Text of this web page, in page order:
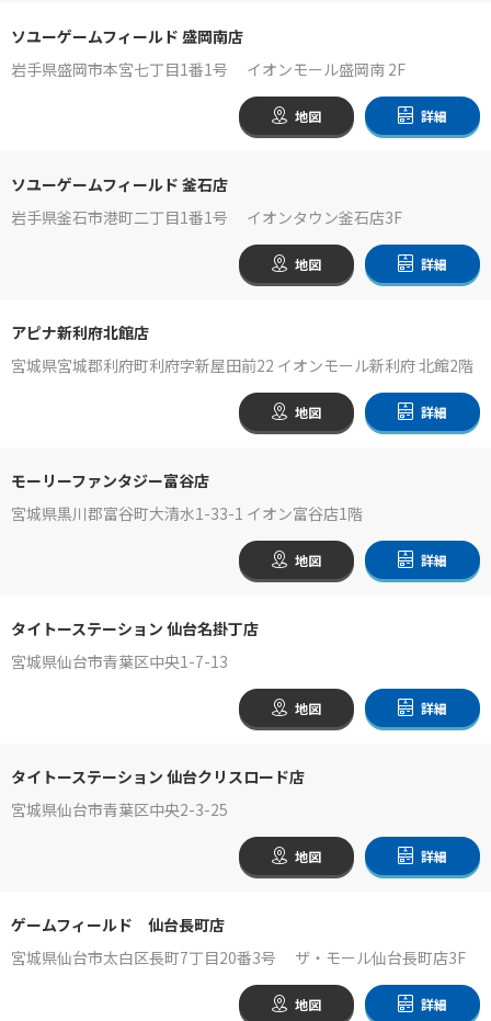
ソユーゲームフィールド 盛岡南店
岩手県盛岡市本宮七丁目1番1号 イオンモール盛岡南 2F
地図 詳細
ソユーゲームフィールド 釜石店
岩手県釜石市港町二丁目1番1号 イオンタウン釜石店3F
地図 詳細
アピナ新利府北館店
宮城県宮城郡利府町利府字新屋田前22 イオンモール新利府 北館2階
地図 詳細
モーリーファンタジー富谷店
宮城県黒川郡富谷町大清水1-33-1 イオン富谷店1階
地図 詳細
タイトーステーション 仙台名掛丁店
宮城県仙台市青葉区中央1-7-13
地図 詳細
タイトーステーション 仙台クリスロード店
宮城県仙台市青葉区中央2-3-25
地図 詳細
ゲームフィールド 仙台長町店
宮城県仙台市太白区長町7丁目20番3号 ザ・モール仙台長町店3F
地図 詳細